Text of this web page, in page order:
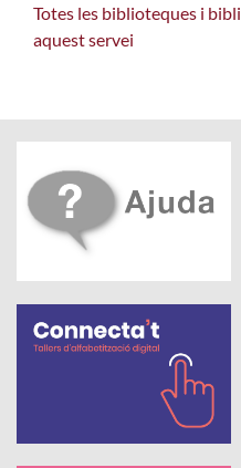
Totes les biblioteques i
aquest servei